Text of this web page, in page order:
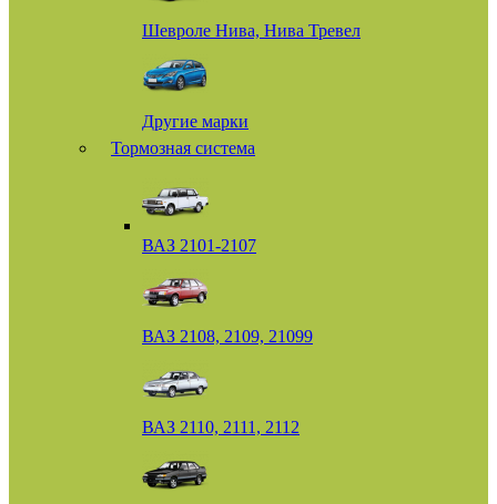
Шевроле Нива, Нива Тревел
Другие марки
Тормозная система
ВАЗ 2101-2107
ВАЗ 2108, 2109, 21099
ВАЗ 2110, 2111, 2112